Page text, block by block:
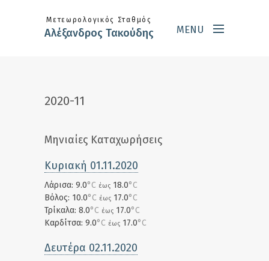
Μετεωρολογικός Σταθμός
Αλέξανδρος Τακούδης MENU
2020-11
Μηνιαίες Καταχωρήσεις
Κυριακή 01.11.2020
Λάρισα: 9.0°C έως 18.0°C
Βόλος: 10.0°C έως 17.0°C
Τρίκαλα: 8.0°C έως 17.0°C
Καρδίτσα: 9.0°C έως 17.0°C
Δευτέρα 02.11.2020